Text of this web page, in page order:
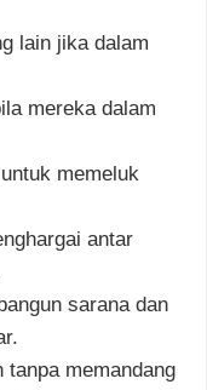
lain jika dalam
mereka dalam
memeluk
antar
sarana dan
tanpa memandang